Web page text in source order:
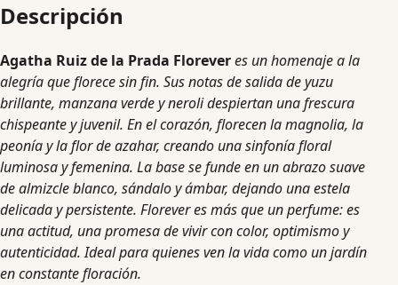
Descripción
Agatha Ruiz de la Prada Floreveres un homenaje a la
alegría que florece sin fin. Sus notas de salida de yuzu
brillante, manzana verde y neroli despiertan una frescura
chispeante y juvenil. En el corazón, florecen la magnolia, la
peonía y la flor de azahar, creando una sinfonía floral
luminosa y femenina. La base se funde en un abrazo suave
de almizcle blanco, sándalo y ámbar, dejando una estela
delicada y persistente. Florever es más que un perfume: es
una actitud, una promesa de vivir con color, optimismo y
autenticidad. Ideal para quienes ven la vida como un jardín
en constante floración.